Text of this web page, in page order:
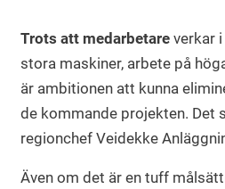
Trots att medarbetare verkar
stora maskiner, arbete på
är ambitionen att kunna
de kommande projekten. Det
regionchef Veidekke
Även om det är en tuff